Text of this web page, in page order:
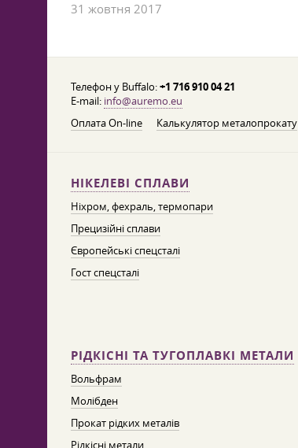
31 жовтня 2017
Телефон у Buffalo:+1 716 910 04 21
E-mail: info@auremo.eu
Оплата On-line
Калькулятор металопрокату
НІКЕЛЕВІ СПЛАВИ
Ніхром, фехраль, термопари
Прецизійні сплави
Європейські спецсталі
Гост спецсталі
РІДКІСНІ ТА ТУГОПЛАВКІ МЕТАЛИ
Вольфрам
Молібден
Прокат рідких металів
Рідкісні метали